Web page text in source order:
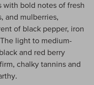
with bold notes of fresh
and mulberries,
of black pepper, iron
light to medium-
and red berry
chalky tannins and